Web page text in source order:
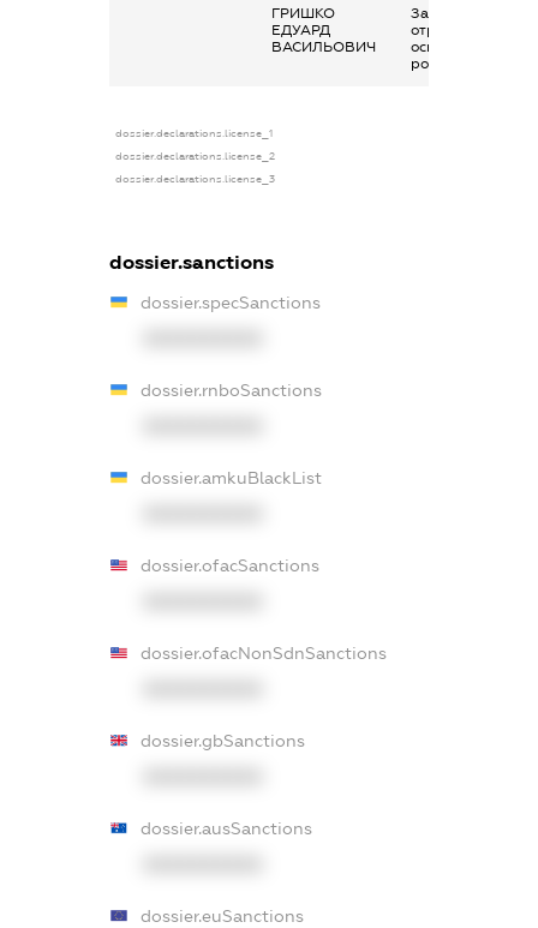
ГРИШКО
ЕДУАРД
ВАСИЛЬОВИЧ
Заробітна плата
отримана за
основним місцем
роботи
dossier.declarations.license_1
dossier.declarations.license_2
dossier.declarations.license_3
dossier.sanctions
dossier.specSanctions
dossier.rnboSanctions
dossier.amkuBlackList
dossier.ofacSanctions
dossier.ofacNonSdnSanctions
dossier.gbSanctions
dossier.ausSanctions
dossier.euSanctions